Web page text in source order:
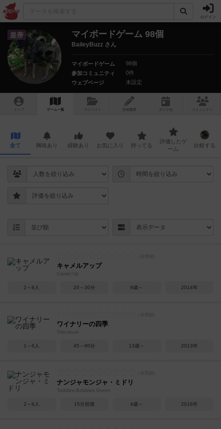
ログイン
皇帝 マイボードゲーム 98個
BaileyBuzz さん
マイボードゲーム
98個
参加コミュニティ
0件
ウェブページ
未設定
トップ ゲーム一覧 マイリスト 投稿履歴 ボ ドゲ コミュニティ
全て 興味あり 経験あり お気に入り 持ってる
評価したゲ
ーム
比較する
キャメルアップ
Camel Up
2～8人 20～30分 8歳～ 2014年
ワイナリーの四季
Viticulture
1～6人 45～90分 13歳～ 2013年
ナンジャモンジャ・ミドリ
Toddles-Bobbles Green
2～6人 15分前後 4歳～ 2016年